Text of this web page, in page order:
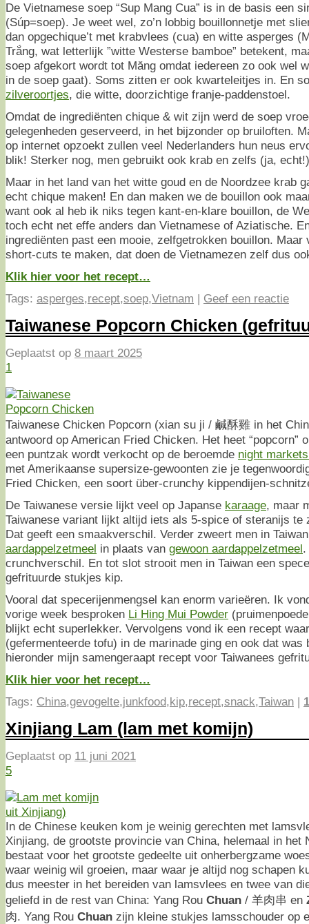
De Vietnamese soep “Sup Mang Cua” is in de basis een
(Súp=soep). Je weet wel, zo’n lobbig bouillonnetje met
dan opgechique’t met krabvlees (cua) en witte asperges
Trắng, wat letterlijk ”witte Westerse bamboe” betekent,
soep afgekort wordt tot Măng omdat iedereen zo ook wel
in de soep gaat). Soms zitten er ook kwarteleitjes in. En
zilveroortjes, die witte, doorzichtige franje-paddenstoel.
Omdat de ingrediënten chique & wit zijn werd de soep
gelegenheden geserveerd, in het bijzonder op bruiloften.
op internet opzoekt zullen veel Nederlanders hun neus
blik! Sterker nog, men gebruikt ook krab en zelfs (ja,
Maar in het land van het witte goud en de Noordzee krab
echt chique maken! En dan maken we de bouillon ook
want ook al heb ik niks tegen kant-en-klare bouillon, de
toch echt net effe anders dan Vietnamese of Aziatische.
ingrediënten past een mooie, zelfgetrokken bouillon. Maar
short-cuts te maken, dat doen de Vietnamezen zelf dus
Klik hier voor het recept…
Tags: asperges,recept,soep,Vietnam | Geef een reactie
Taiwanese Popcorn Chicken
Geplaatst op 8 maart 2025
1
Taiwanese Chicken Popcorn (xian su ji / 鹹酥雞 in het
antwoord op American Fried Chicken. Het heet “popcorn”
een puntzak wordt verkocht op de beroemde night
met Amerikaanse supersize-gewoonten zie je
Fried Chicken, een soort über-crunchy kippendijen-
De Taiwanese versie lijkt veel op Japanse karaage, maar
Taiwanese variant lijkt altijd iets als 5-spice of steranijs te
Dat geeft een smaakverschil. Verder zweert men in
aardappelzetmeel in plaats van gewoon aardappelzetmeel.
crunchverschil. En tot slot strooit men in Taiwan een
gefrituurde stukjes kip.
Vooral dat specerijenmengsel kan enorm varieëren. Ik
vorige week besproken Li Hing Mui Powder
blijkt echt superlekker. Vervolgens vond ik een recept
(gefermenteerde tofu) in de marinade ging en ook dat was
hieronder mijn samengeraapt recept voor Taiwanees
Klik hier voor het recept…
Tags: China,gevogelte,junkfood,kip,recept,snack,Taiwan | 1
Xinjiang Lam (lam met komijn)
Geplaatst op 11 juni 2021
5
In de Chinese keuken kom je weinig gerechten met
Xinjiang, de grootste provincie van China, helemaal in het
bestaat voor het grootste gedeelte uit onherbergzame
waar weinig wil groeien, maar waar je altijd nog schapen
dus meester in het bereiden van lamsvlees en twee van
geliefd in de rest van China: Yang Rou Chuan / 羊肉串 en
肉. Yang Rou Chuan zijn kleine stukjes lamsschouder op